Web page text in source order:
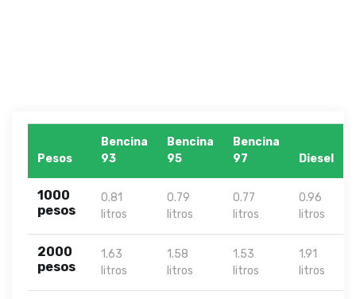
Pesos
Bencina
93
Bencina
95
Bencina
97
Diesel
1000
pesos
0.81
litros
0.79
litros
0.77
litros
0.96
litros
2000
pesos
1.63
litros
1.58
litros
1.53
litros
1.91
litros